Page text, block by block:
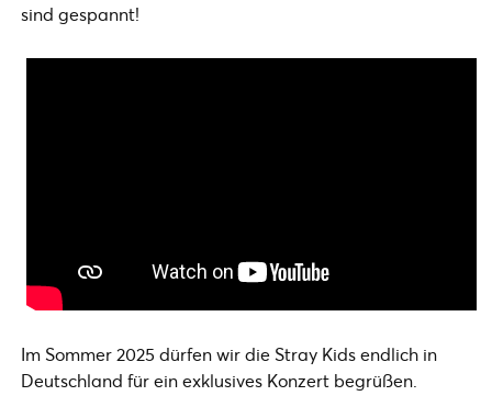
sind gespannt!
Im Sommer 2025 dürfen wir die Stray Kids endlich in
Deutschland für ein exklusives Konzert begrüßen.